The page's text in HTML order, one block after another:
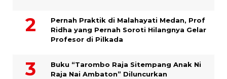
Pernah Praktik di Malahayati Medan, Prof
Ridha yang Pernah Soroti Hilangnya Gelar
Profesor di Pilkada
Buku “Tarombo Raja Sitempang Anak Ni
Raja Nai Ambaton” Diluncurkan